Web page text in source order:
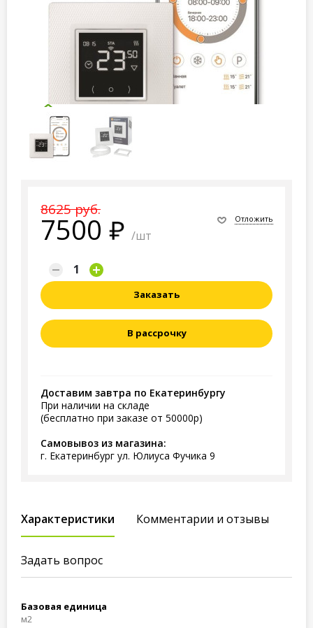
8625 руб.
7500 /шт
Отложить
Заказать
В рассрочку
Доставим завтра по Екатеринбургу
При наличии на складе
(бесплатно при заказе от 50000р)
Самовывоз из магазина:
г. Екатеринбург ул. Юлиуса Фучика 9
Характеристики Комментарии и отзывы
Задать вопрос
Базовая единица
м2